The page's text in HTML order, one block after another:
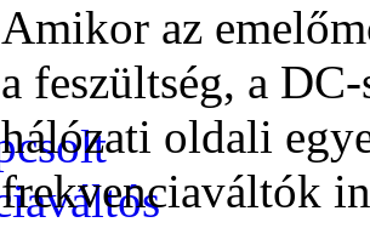
Amikor az
a feszültség, a
hálózati oldali
frekvenciaváltók